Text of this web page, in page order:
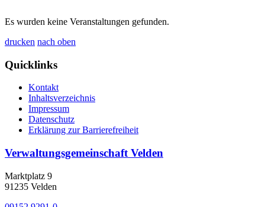
Es wurden keine Veranstaltungen gefunden.
drucken nach oben
Quicklinks
Kontakt
Inhaltsverzeichnis
Impressum
Datenschutz
Erklärung zur Barrierefreiheit
Verwaltungsgemeinschaft Velden
Marktplatz 9
91235 Velden